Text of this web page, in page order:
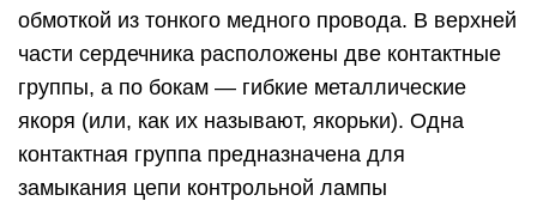
обмоткой из тонкого медного провода. В верхней
части сердечника расположены две контактные
группы, а по бокам — гибкие металлические
якоря (или, как их называют, якорьки). Одна
контактная группа предназначена для
замыкания цепи контрольной лампы